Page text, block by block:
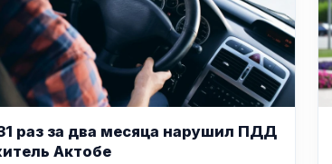
раз за два месяца нарушил ПДД
Актобе